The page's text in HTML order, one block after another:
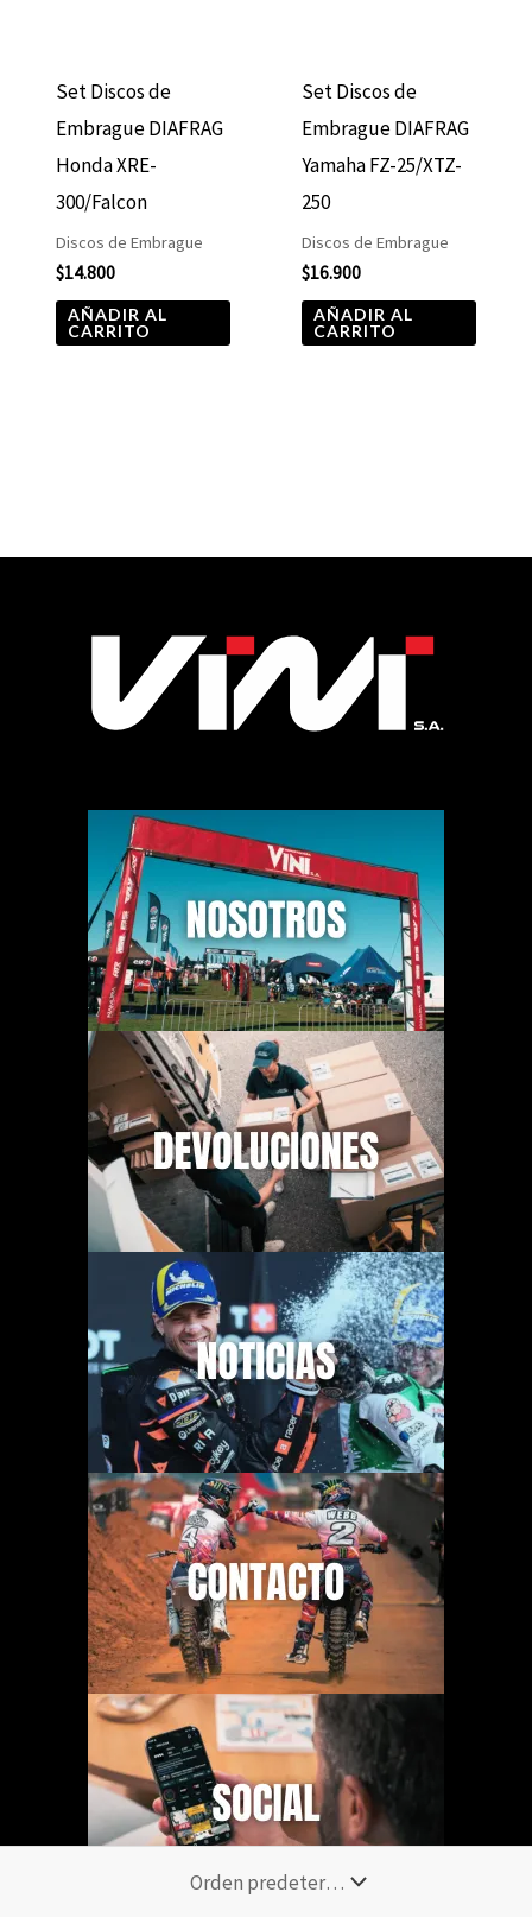
Set Discos de
Embrague DIAFRAG
Honda XRE-
300/Falcon
Discos de Embrague
$14.800
AÑADIR AL
CARRITO
Set Discos de
Embrague DIAFRAG
Yamaha FZ-25/XTZ-
250
Discos de Embrague
$16.900
AÑADIR AL
CARRITO